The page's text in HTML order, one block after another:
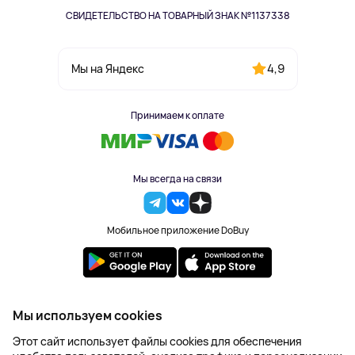
СВИДЕТЕЛЬСТВО НА ТОВАРНЫЙ ЗНАК №1137338
Мы на Яндекс 4,9
Принимаем к оплате
Мы всегда на связи
Мобильное приложение DoBuy
2023-2026 © DoBuy. Все права защищены
Правила обработки персональных данных
Пользовательское соглашение
Мы используем cookies
Этот сайт использует файлы cookies для обеспечения